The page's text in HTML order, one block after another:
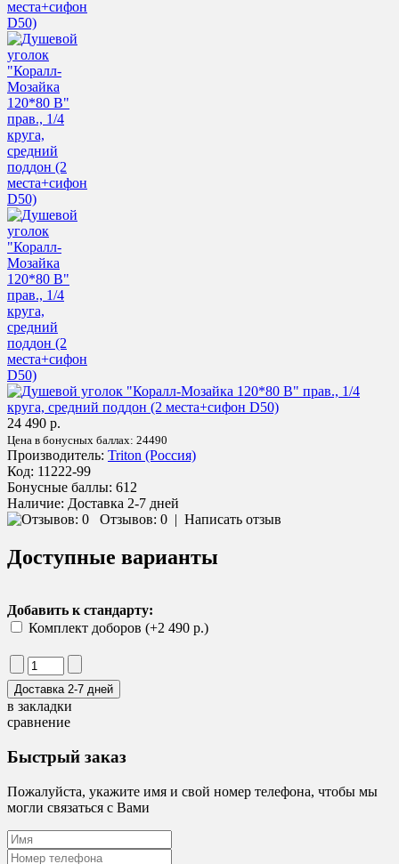
24 490 р.
Цена в бонусных баллах: 24490
Производитель: Triton (Россия)
Код: 11222-99
Бонусные баллы: 612
Наличие: Доставка 2-7 дней
Отзывов: 0 | Написать отзыв
Доступные варианты
Добавить к стандарту:
Комплект доборов (+2 490 р.)
в закладки
сравнение
Быстрый заказ
Пожалуйста, укажите имя и свой номер телефона, чтобы мы
могли связаться с Вами